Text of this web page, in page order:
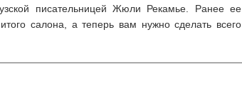
писательницей Жюли Рекамье. Ранее ее
салона, а теперь вам нужно сделать всего